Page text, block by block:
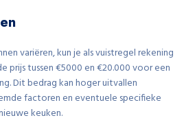
variëren, kun je als vuistregel rekening
prijs tussen €5000 en €20.000 voor een
Dit bedrag kan hoger uitvallen
factoren en eventuele specifieke
keuken.